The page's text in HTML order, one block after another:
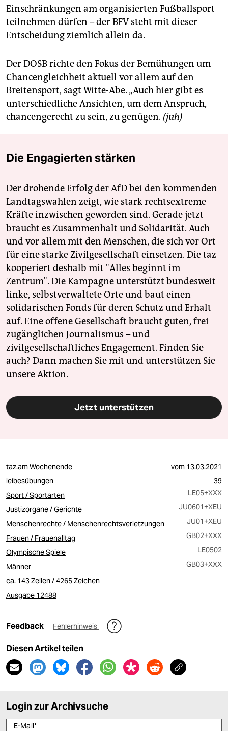
Einschränkungen am organisierten Fußballsport
teilnehmen dürfen – der BFV steht mit dieser
Entscheidung ziemlich allein da.
Der DOSB richte den Fokus der Bemühungen um
Chancengleichheit aktuell vor allem auf den
Breitensport, sagt Witte-Abe. „Auch hier gibt es
unterschiedliche Ansichten, um dem Anspruch,
chancengerecht zu sein, zu genügen. (juh)
Die Engagierten stärken
Der drohende Erfolg der AfD bei den kommenden
Landtagswahlen zeigt, wie stark rechtsextreme
Kräfte inzwischen geworden sind. Gerade jetzt
braucht es Zusammenhalt und Solidarität. Auch
und vor allem mit den Menschen, die sich vor Ort
für eine starke Zivilgesellschaft einsetzen. Die taz
kooperiert deshalb mit "Alles beginnt im
Zentrum". Die Kampagne unterstützt bundesweit
linke, selbstverwaltete Orte und baut einen
solidarischen Fonds für deren Schutz und Erhalt
auf. Eine offene Gesellschaft braucht guten, frei
zugänglichen Journalismus – und
zivilgesellschaftliches Engagement. Finden Sie
auch? Dann machen Sie mit und unterstützen Sie
unsere Aktion.
Jetzt unterstützen
taz.am Wochenende vom 13.03.2021
leibesübungen
39
Sport / Sportarten
LE05+XXX
Justizorgane / Gerichte
JU0601+XEU
Menschenrechte / Menschenrechtsverletzungen
JU01+XEU
Frauen / Frauenalltag
GB02+XXX
Olympische Spiele
LE0502
Männer
GB03+XXX
ca. 143 Zeilen / 4265 Zeichen
Ausgabe 12488
Feedback Fehlerhinweis
Diesen Artikel teilen
Login zur Archivsuche
E-Mail*